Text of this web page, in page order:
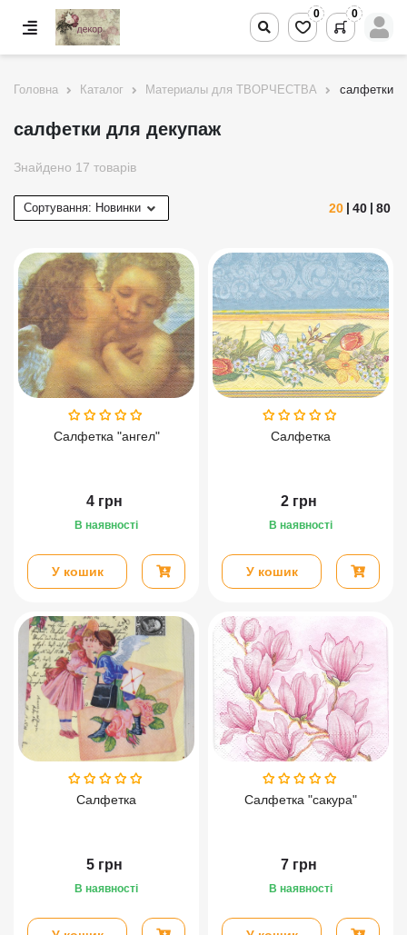
0 0
Головна Каталог Материалы для ТВОРЧЕСТВА салфетки
салфетки для декупаж
Знайдено 17 товарів
Сортування: Новинки 20 40 80
Салфетка "ангел"
4 грн
В наявності
У кошик
Салфетка
2 грн
В наявності
У кошик
Салфетка
5 грн
В наявності
Салфетка "сакура"
7 грн
В наявності